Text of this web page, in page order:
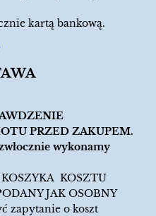
kartą bankową.
PRZED ZAKUPEM.
wykonamy
KOSZTU
JAK OSOBNY
zapytanie o koszt